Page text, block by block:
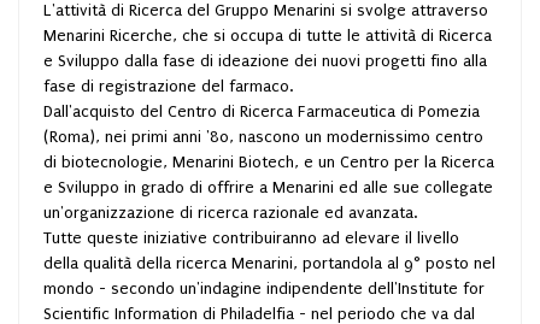
L'attività di Ricerca del Gruppo Menarini si svolge attraverso
Menarini Ricerche, che si occupa di tutte le attività di Ricerca
e Sviluppo dalla fase di ideazione dei nuovi progetti fino alla
fase di registrazione del farmaco.
Dall'acquisto del Centro di Ricerca Farmaceutica di Pomezia
(Roma), nei primi anni '80, nascono un modernissimo centro
di biotecnologie, Menarini Biotech, e un Centro per la Ricerca
e Sviluppo in grado di offrire a Menarini ed alle sue collegate
un'organizzazione di ricerca razionale ed avanzata.
Tutte queste iniziative contribuiranno ad elevare il livello
della qualità della ricerca Menarini, portandola al 9° posto nel
mondo - secondo un'indagine indipendente dell'Institute for
Scientific Information di Philadelfia - nel periodo che va dal